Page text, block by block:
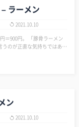
ラーメン
2021.10.10
＝900円。 「豚骨ラーメン
のが正直な気持ちではある
ン
2021.10.10